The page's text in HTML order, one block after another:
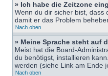
» Ich habe die Zeitzone
Wenn du dir sicher bist, dass
damit er das Problem
Nach oben
» Meine Sprache steht auf
Meist hat die Board-
du benötigst, installieren
werden (siehe Link am Ende
Nach oben